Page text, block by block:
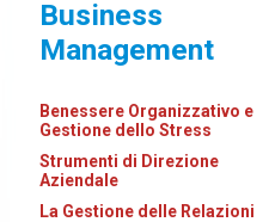
Business
Management
Benessere Organizzativo e
Gestione dello Stress
Strumenti di Direzione
Aziendale
La Gestione delle Relazioni